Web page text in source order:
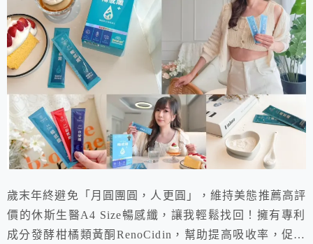
歲末年終避免「月圓團圓，人更圓」，維持美態推薦高評
價的休斯生醫A4 Size暢感纖，讓我輕鬆找回！擁有專利
成分發酵柑橘類黃酮RenoCidin，幫助提高吸收率，促進